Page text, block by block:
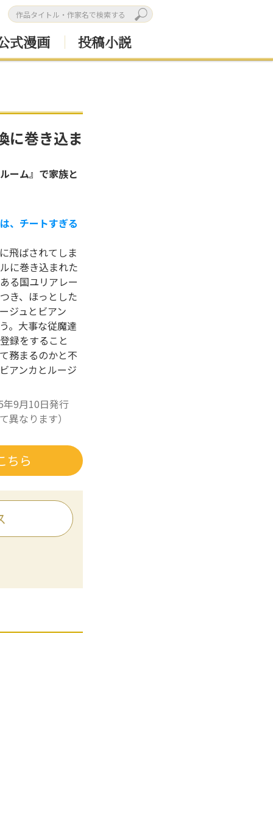
式漫画 投稿小説
に巻き込ま
ーム』で家族と
、チートすぎる
飛ばされてしま
に巻き込まれた
る国ユリアレー
き、ほっとした
ジュとビアン
。大事な従魔達
録をすること
務まるのかと不
アンカとルージ
9月10日発行
異なります）
ちら